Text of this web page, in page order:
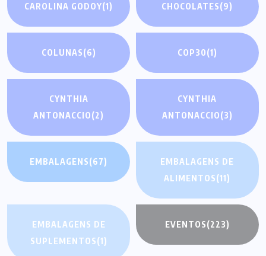
CAROLINA GODOY(1) CHOCOLATES(9)
COLUNAS(6) COP30(1)
CYNTHIA
ANTONACCIO(2)
CYNTHIA
ANTONACCIO(3)
EMBALAGENS(67)
EMBALAGENS DE
ALIMENTOS(11)
EMBALAGENS DE
SUPLEMENTOS(1)
EVENTOS(223)